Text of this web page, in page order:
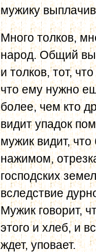
мужику
Много толков,
народ. Общий
и толков, тот,
что ему нужно
более, чем кто
видит упадок
мужик видит,
нажимом,
господских
вследствие
Мужик говорит,
этого и хлеб, и
ждет, уповает.